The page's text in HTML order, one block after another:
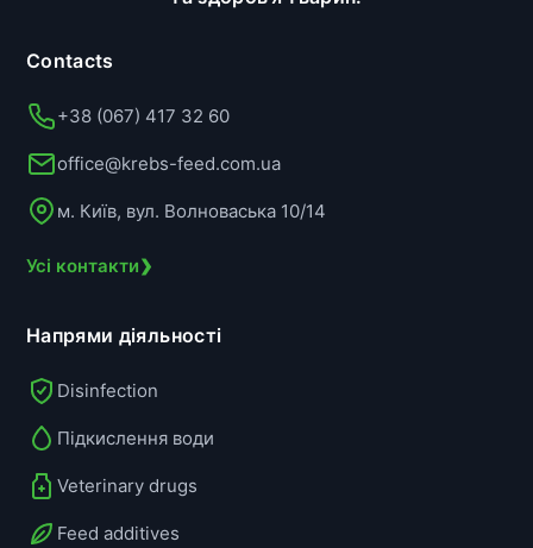
Contacts
+38 (067) 417 32 60
office@krebs-feed.com.ua
м. Київ, вул. Волноваська 10/14
Усі контакти›
Напрями діяльності
Disinfection
Підкислення води
Veterinary drugs
Feed additives